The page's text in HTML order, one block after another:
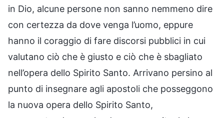
in Dio, alcune persone non sanno nemmeno dire
con certezza da dove venga l’uomo, eppure
hanno il coraggio di fare discorsi pubblici in cui
valutano ciò che è giusto e ciò che è sbagliato
nell’opera dello Spirito Santo. Arrivano persino al
punto di insegnare agli apostoli che posseggono
la nuova opera dello Spirito Santo,